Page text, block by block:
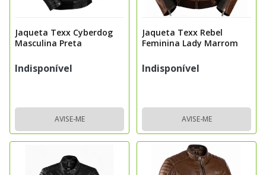
Jaqueta Texx Cyberdog
Masculina Preta
Indisponível
AVISE-ME
Jaqueta Texx Rebel
Feminina Lady Marrom
Indisponível
AVISE-ME